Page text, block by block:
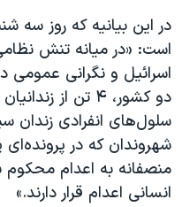
صفحه‌های ویژه
سفر پرزیدنت ترامپ به چین
در این بیانیه که روز سه
است: «در میانه‌ تنش
اسرائیل و نگرانی عمومی
دو کشور، ۴ تن از
سلول‌های انفرادی زندان
شهروندان که در
منصفانه به اعدام
انسانی اعدام قرار دارند.»